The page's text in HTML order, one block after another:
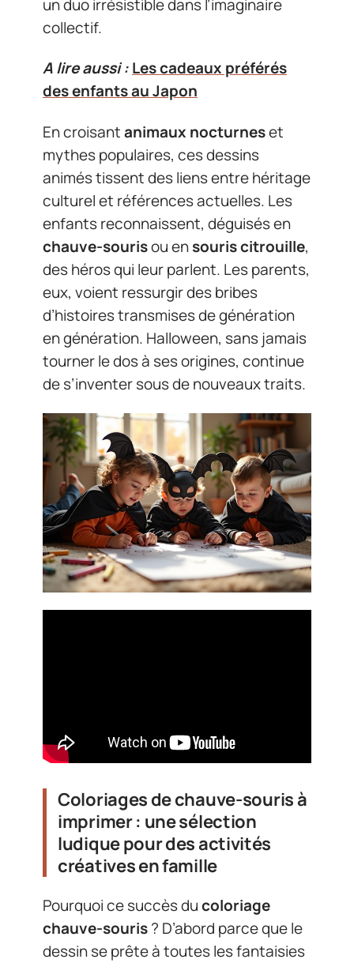
un duo irrésistible dans l’imaginaire
collectif.
A lire aussi :Les cadeaux préférés
des enfants au Japon
En croisantanimaux nocturneset
mythes populaires, ces dessins
animés tissent des liens entre héritage
culturel et références actuelles. Les
enfants reconnaissent, déguisés en
chauve-sourisou ensouris citrouille,
des héros qui leur parlent. Les parents,
eux, voient ressurgir des bribes
d’histoires transmises de génération
en génération. Halloween, sans jamais
tourner le dos à ses origines, continue
de s’inventer sous de nouveaux traits.
Coloriages de chauve-souris à
imprimer : une sélection
ludique pour des activités
créatives en famille
Pourquoi ce succès ducoloriage
chauve-souris? D’abord parce que le
dessin se prête à toutes les fantaisies